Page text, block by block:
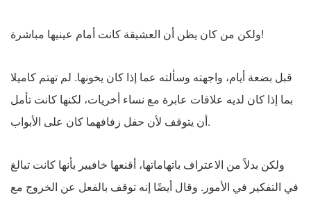
ولكن من كان يظن أن العشيقة كانت أمام عينيها مباشرة!
قبل بضعة أيام، واجهته وسألته عما إذا كان يخونها. لم تهتم كاميلا
بما إذا كان لديه علاقات عابرة مع نساء أخريات، لكنها كانت تأمل
أن يتوقف لأن حفل زفافهما كان على الأبواب.
ولكن بدلاً من الاعتراف باتهاماتها، أقنعها خافيير بأنها كانت تبالغ
في التفكير في الأمور. وقال أيضًا إنه توقف بالفعل عن الخروج مع